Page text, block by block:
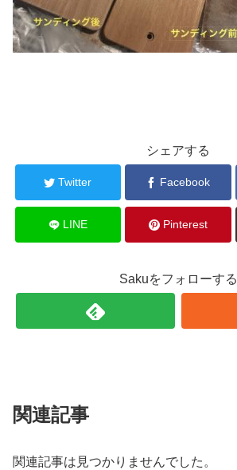
シェアする
Twitter Facebook
LINE Pinterest
Sakuをフォローする
関連記事
関連記事は見つかりませんでした。